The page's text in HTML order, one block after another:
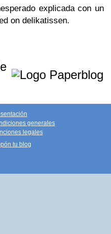
explicada con un
on delikatissen.
generales
legales
tu blog